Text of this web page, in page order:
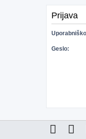
Prijava
Geslo: